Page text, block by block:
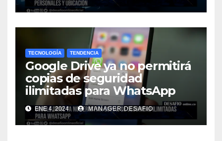
TECNOLOGÍA TENDENCIA
Google Drive ya no permitirá
copias de seguridad
ilimitadas para WhatsApp
ENE 4, 2024 MANAGER.DESAFIO